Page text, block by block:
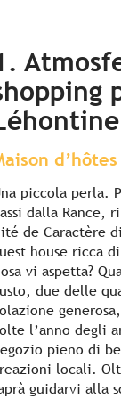
piccola perla.
dalla Rance,
de Caractère di
house ricca
vi aspetta?
due delle
l’anno degli
pieno di
locali.
guidarvi alla